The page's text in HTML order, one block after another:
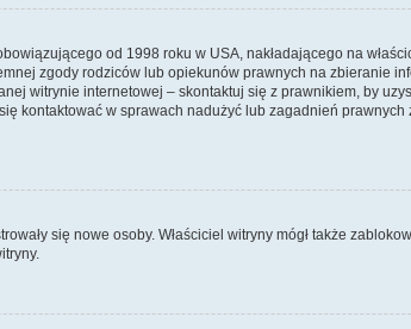
od 1998 roku w USA, nakładającego na
zgody rodziców lub opiekunów prawnych na zbieranie
witrynie internetowej – skontaktuj się z prawnikiem, by
kontaktować w sprawach nadużyć lub zagadnień
się nowe osoby. Właściciel witryny mógł także